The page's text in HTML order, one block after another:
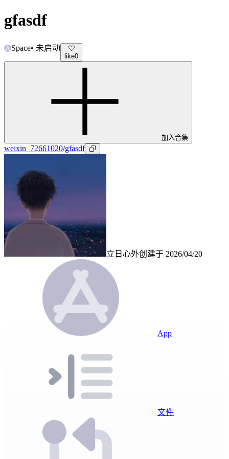
gfasdf
Space• 未启动
like0
加入合集
weixin_72661020/gfasdf
立日心外创建于 2026/04/20
App
文件